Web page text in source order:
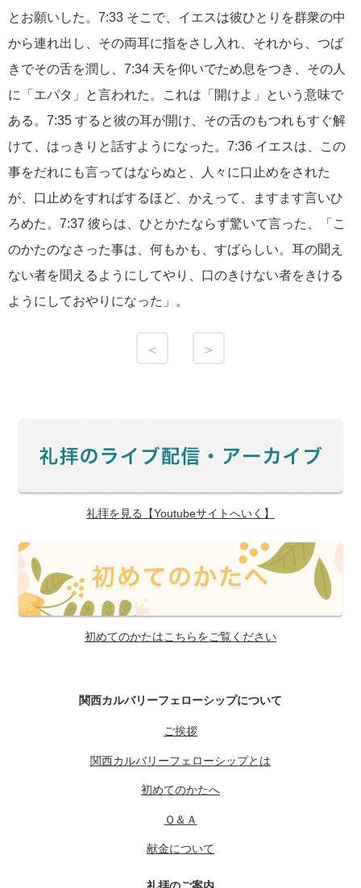
とお願いした。7:33 そこで、イエスは彼ひとりを群衆の中
から連れ出し、その両耳に指をさし入れ、それから、つば
きでその舌を潤し、7:34 天を仰いでため息をつき、その人
に「エパタ」と言われた。これは「開けよ」という意味で
ある。7:35 すると彼の耳が開け、その舌のもつれもすぐ解
けて、はっきりと話すようになった。7:36 イエスは、この
事をだれにも言ってはならぬと、人々に口止めをされた
が、口止めをすればするほど、かえって、ますます言いひ
ろめた。7:37 彼らは、ひとかたならず驚いて言った、「こ
のかたのなさった事は、何もかも、すばらしい。耳の聞え
ない者を聞えるようにしてやり、口のきけない者をきける
ようにしておやりになった」。
＜ ＞
礼拝を見る【Youtubeサイトへいく】
初めてのかたはこちらをご覧ください
関西カルバリーフェローシップについて
ご挨拶
関西カルバリーフェローシップとは
初めてのかたへ
Ｑ＆Ａ
献金について
礼拝のご案内